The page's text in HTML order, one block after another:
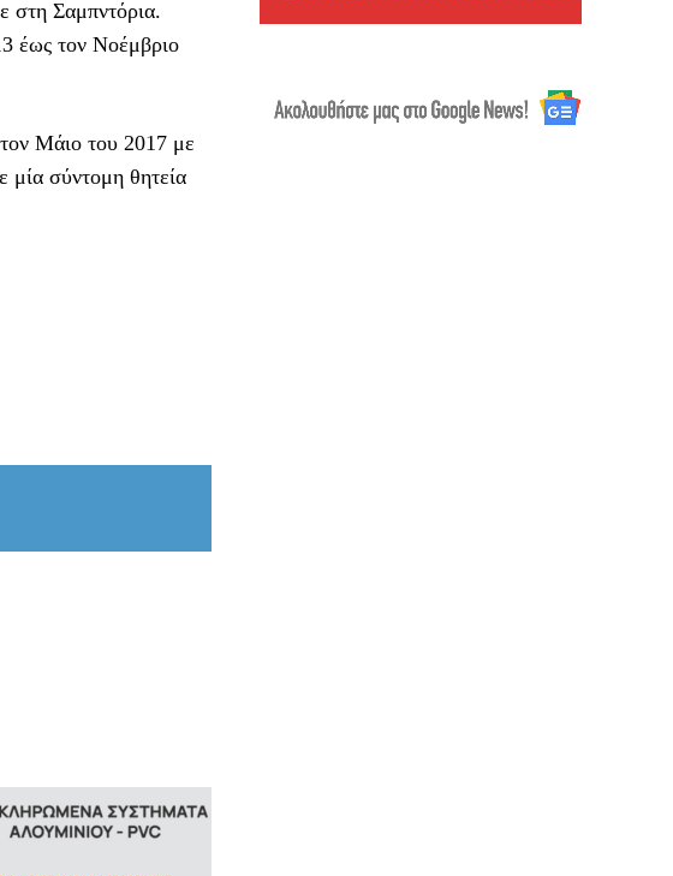
στη Σαμπντόρια.
έως τον Νοέμβριο
Μάιο του 2017 με
μία σύντομη θητεία